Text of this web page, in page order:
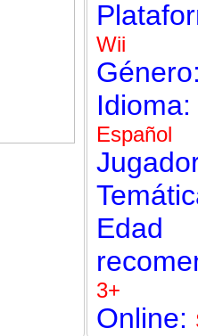
Wii
Idioma:
Español
Edad
3+
Online: